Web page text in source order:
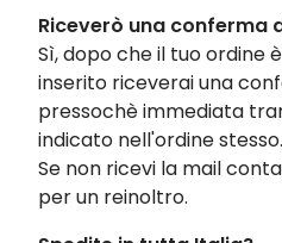
Riceverò una conferma
Sì, dopo che il tuo
inserito riceverai una
pressochè immediata
indicato nell'ordine stesso.
Se non ricevi la mail
per un reinoltro.